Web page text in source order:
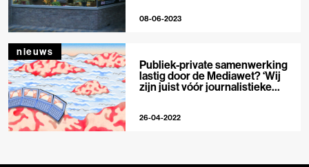
08-06-2023
nieuws
Publiek-private samenwerking
lastig door de Mediawet? ‘Wij
zijn juist vóór journalistieke
26-04-2022